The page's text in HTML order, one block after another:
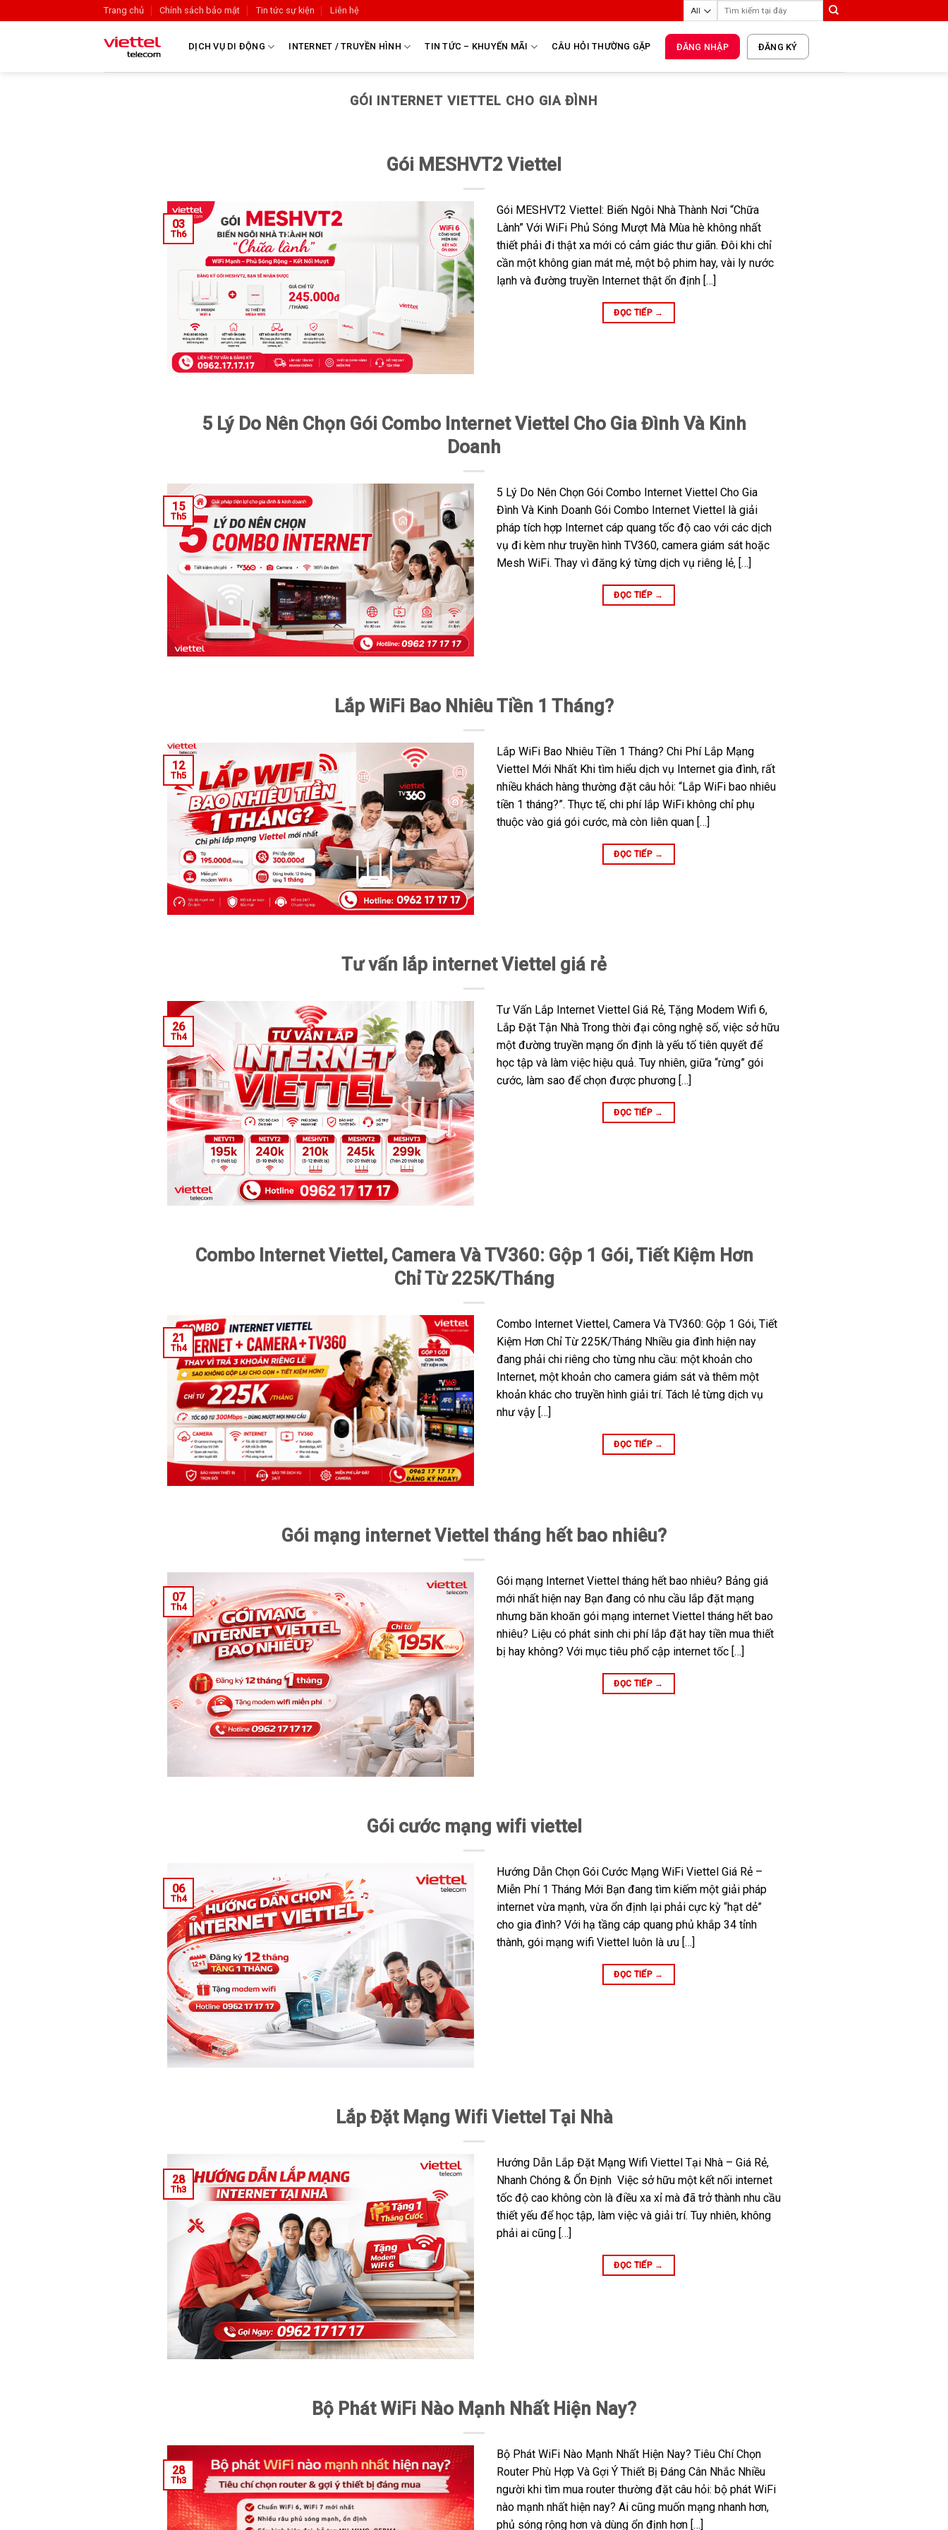
Trang chủ Chính sách bảo mật Tin tức sự kiện Liên hệ
DỊCH VỤ DI ĐỘNG INTERNET / TRUYỀN HÌNH TIN TỨC – KHUYẾN MÃI CÂU HỎI THƯỜNG GẶP ĐĂNG NHẬP ĐĂNG KÝ
GÓI INTERNET VIETTEL CHO GIA ĐÌNH
Gói MESHVT2 Viettel
03
Th6
Gói MESHVT2 Viettel: Biến Ngôi Nhà Thành Nơi “Chữa
Lành” Với WiFi Phủ Sóng Mượt Mà Mùa hè không nhất
thiết phải đi thật xa mới có cảm giác thư giãn. Đôi khi chỉ
cần một không gian mát mẻ, một bộ phim hay, vài ly nước
lạnh và đường truyền Internet thật ổn định […]
ĐỌC TIẾP →
5 Lý Do Nên Chọn Gói Combo Internet Viettel Cho Gia Đình Và Kinh
Doanh
15
Th5
5 Lý Do Nên Chọn Gói Combo Internet Viettel Cho Gia
Đình Và Kinh Doanh Gói Combo Internet Viettel là giải
pháp tích hợp Internet cáp quang tốc độ cao với các dịch
vụ đi kèm như truyền hình TV360, camera giám sát hoặc
Mesh WiFi. Thay vì đăng ký từng dịch vụ riêng lẻ, […]
ĐỌC TIẾP →
Lắp WiFi Bao Nhiêu Tiền 1 Tháng?
12
Th5
Lắp WiFi Bao Nhiêu Tiền 1 Tháng? Chi Phí Lắp Mạng
Viettel Mới Nhất Khi tìm hiểu dịch vụ Internet gia đình, rất
nhiều khách hàng thường đặt câu hỏi: “Lắp WiFi bao nhiêu
tiền 1 tháng?”. Thực tế, chi phí lắp WiFi không chỉ phụ
thuộc vào giá gói cước, mà còn liên quan […]
ĐỌC TIẾP →
Tư vấn lắp internet Viettel giá rẻ
26
Th4
Tư Vấn Lắp Internet Viettel Giá Rẻ, Tặng Modem Wifi 6,
Lắp Đặt Tận Nhà Trong thời đại công nghệ số, việc sở hữu
một đường truyền mạng ổn định là yếu tố tiên quyết để
học tập và làm việc hiệu quả. Tuy nhiên, giữa “rừng” gói
cước, làm sao để chọn được phương […]
ĐỌC TIẾP →
Combo Internet Viettel, Camera Và TV360: Gộp 1 Gói, Tiết Kiệm Hơn
Chỉ Từ 225K/Tháng
21
Th4
Combo Internet Viettel, Camera Và TV360: Gộp 1 Gói, Tiết
Kiệm Hơn Chỉ Từ 225K/Tháng Nhiều gia đình hiện nay
đang phải chi riêng cho từng nhu cầu: một khoản cho
Internet, một khoản cho camera giám sát và thêm một
khoản khác cho truyền hình giải trí. Tách lẻ từng dịch vụ
như vậy […]
ĐỌC TIẾP →
Gói mạng internet Viettel tháng hết bao nhiêu?
07
Th4
Gói mạng Internet Viettel tháng hết bao nhiêu? Bảng giá
mới nhất hiện nay Bạn đang có nhu cầu lắp đặt mạng
nhưng băn khoăn gói mạng internet Viettel tháng hết bao
nhiêu? Liệu có phát sinh chi phí lắp đặt hay tiền mua thiết
bị hay không? Với mục tiêu phổ cập internet tốc […]
ĐỌC TIẾP →
Gói cước mạng wifi viettel
06
Th4
Hướng Dẫn Chọn Gói Cước Mạng WiFi Viettel Giá Rẻ –
Miễn Phí 1 Tháng Mới Bạn đang tìm kiếm một giải pháp
internet vừa mạnh, vừa ổn định lại phải cực kỳ “hạt dẻ”
cho gia đình? Với hạ tầng cáp quang phủ khắp 34 tỉnh
thành, gói mạng wifi Viettel luôn là ưu […]
ĐỌC TIẾP →
Lắp Đặt Mạng Wifi Viettel Tại Nhà
28
Th3
Hướng Dẫn Lắp Đặt Mạng Wifi Viettel Tại Nhà – Giá Rẻ,
Nhanh Chóng & Ổn Định Việc sở hữu một kết nối internet
tốc độ cao không còn là điều xa xỉ mà đã trở thành nhu cầu
thiết yếu để học tập, làm việc và giải trí. Tuy nhiên, không
phải ai cũng […]
ĐỌC TIẾP →
Bộ Phát WiFi Nào Mạnh Nhất Hiện Nay?
28
Th3
Bộ Phát WiFi Nào Mạnh Nhất Hiện Nay? Tiêu Chí Chọn
Router Phù Hợp Và Gợi Ý Thiết Bị Đáng Cân Nhắc Nhiều
người khi tìm mua router thường đặt câu hỏi: bộ phát WiFi
nào mạnh nhất hiện nay? Ai cũng muốn mạng nhanh hơn,
phủ sóng rộng hơn và dùng ổn định hơn […]